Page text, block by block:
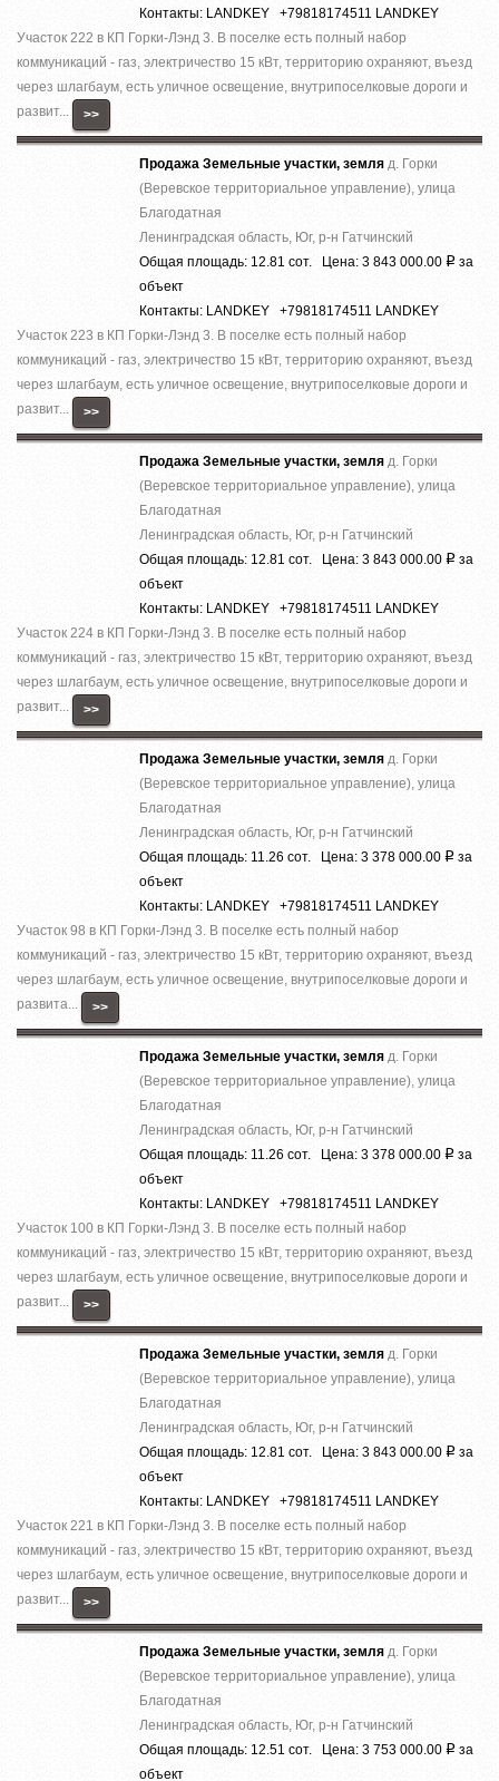
Контакты: LANDKEY +79818174511 LANDKEY
Участок 222 в КП Горки-Лэнд 3. В поселке есть полный набор
коммуникаций - газ, электричество 15 кВт, территорию охраняют, въезд
через шлагбаум, есть уличное освещение, внутрипоселковые дороги и
развит...
>>
Продажа Земельные участки, земля д. Горки
(Веревское территориальное управление), улица
Благодатная
Ленинградская область, Юг, р-н Гатчинский
Общая площадь: 12.81 сот. Цена: 3 843 000.00 Р за
объект
Контакты: LANDKEY +79818174511 LANDKEY
Участок 223 в КП Горки-Лэнд 3. В поселке есть полный набор
коммуникаций - газ, электричество 15 кВт, территорию охраняют, въезд
через шлагбаум, есть уличное освещение, внутрипоселковые дороги и
развит...
>>
Продажа Земельные участки, земля д. Горки
(Веревское территориальное управление), улица
Благодатная
Ленинградская область, Юг, р-н Гатчинский
Общая площадь: 12.81 сот. Цена: 3 843 000.00 Р за
объект
Контакты: LANDKEY +79818174511 LANDKEY
Участок 224 в КП Горки-Лэнд 3. В поселке есть полный набор
коммуникаций - газ, электричество 15 кВт, территорию охраняют, въезд
через шлагбаум, есть уличное освещение, внутрипоселковые дороги и
развит...
>>
Продажа Земельные участки, земля д. Горки
(Веревское территориальное управление), улица
Благодатная
Ленинградская область, Юг, р-н Гатчинский
Общая площадь: 11.26 сот. Цена: 3 378 000.00 Р за
объект
Контакты: LANDKEY +79818174511 LANDKEY
Участок 98 в КП Горки-Лэнд 3. В поселке есть полный набор
коммуникаций - газ, электричество 15 кВт, территорию охраняют, въезд
через шлагбаум, есть уличное освещение, внутрипоселковые дороги и
развита...
>>
Продажа Земельные участки, земля д. Горки
(Веревское территориальное управление), улица
Благодатная
Ленинградская область, Юг, р-н Гатчинский
Общая площадь: 11.26 сот. Цена: 3 378 000.00 Р за
объект
Контакты: LANDKEY +79818174511 LANDKEY
Участок 100 в КП Горки-Лэнд 3. В поселке есть полный набор
коммуникаций - газ, электричество 15 кВт, территорию охраняют, въезд
через шлагбаум, есть уличное освещение, внутрипоселковые дороги и
развит...
>>
Продажа Земельные участки, земля д. Горки
(Веревское территориальное управление), улица
Благодатная
Ленинградская область, Юг, р-н Гатчинский
Общая площадь: 12.81 сот. Цена: 3 843 000.00 Р за
объект
Контакты: LANDKEY +79818174511 LANDKEY
Участок 221 в КП Горки-Лэнд 3. В поселке есть полный набор
коммуникаций - газ, электричество 15 кВт, территорию охраняют, въезд
через шлагбаум, есть уличное освещение, внутрипоселковые дороги и
развит...
>>
Продажа Земельные участки, земля д. Горки
(Веревское территориальное управление), улица
Благодатная
Ленинградская область, Юг, р-н Гатчинский
Общая площадь: 12.51 сот. Цена: 3 753 000.00 Р за
объект